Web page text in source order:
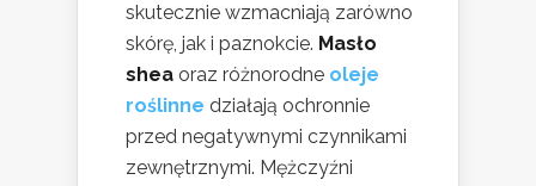
skutecznie wzmacniają zarówno
skórę, jak i paznokcie. Masło
shea oraz różnorodne oleje
roślinne działają ochronnie
przed negatywnymi czynnikami
zewnętrznymi. Mężczyźni